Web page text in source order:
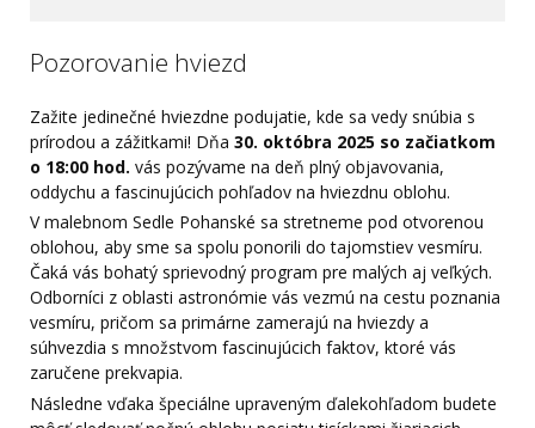
Pozorovanie hviezd
Zažite jedinečné hviezdne podujatie, kde sa vedy snúbia s
prírodou a zážitkami! Dňa 30. októbra 2025 so začiatkom
o 18:00 hod. vás pozývame na deň plný objavovania,
oddychu a fascinujúcich pohľadov na hviezdnu oblohu.
V malebnom Sedle Pohanské sa stretneme pod otvorenou
oblohou, aby sme sa spolu ponorili do tajomstiev vesmíru.
Čaká vás bohatý sprievodný program pre malých aj veľkých.
Odborníci z oblasti astronómie vás vezmú na cestu poznania
vesmíru, pričom sa primárne zamerajú na hviezdy a
súhvezdia s množstvom fascinujúcich faktov, ktoré vás
zaručene prekvapia.
Následne vďaka špeciálne upraveným ďalekohľadom budete